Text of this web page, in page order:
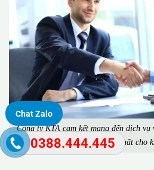
Công ty KTA cam kết mang đến dịch
chất lượng nhất cho
Chat Zalo
0388.444.445